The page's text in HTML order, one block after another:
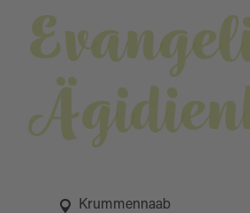
Krummennaab